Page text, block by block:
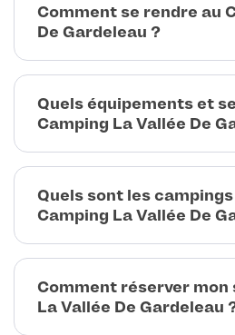
Comment se rendre au
De Gardeleau ?
Quels équipements et
Camping La Vallée De
Quels sont les
Camping La Vallée De
Comment réserver mon
La Vallée De Gardeleau